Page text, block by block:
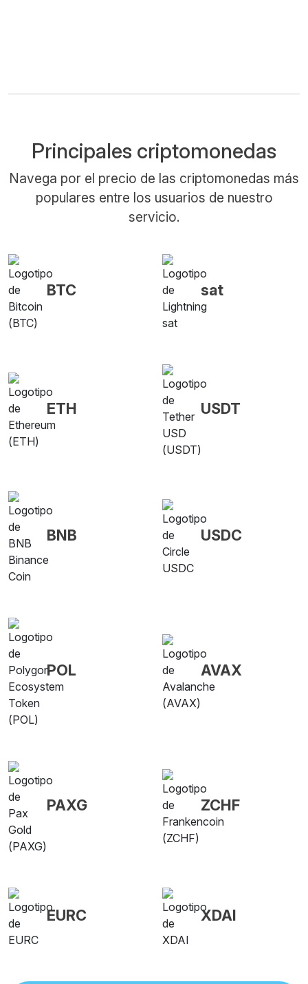
Principales criptomonedas
Navega por el precio de las criptomonedas más
populares entre los usuarios de nuestro
servicio.
BTC sat
ETH USDT
BNB USDC
POL AVAX
PAXG ZCHF
EURC XDAI